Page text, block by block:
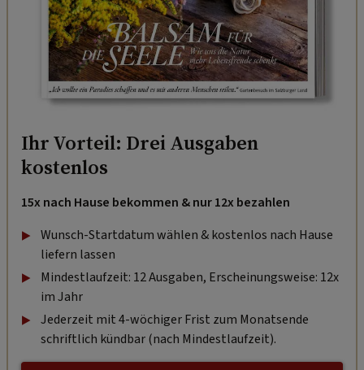
Ihr Vorteil: Drei Ausgaben
kostenlos
15x nach Hause bekommen & nur 12x bezahlen
Wunsch-Startdatum wählen & kostenlos nach Hause
liefern lassen
Mindestlaufzeit: 12 Ausgaben, Erscheinungsweise: 12x
im Jahr
Jederzeit mit 4-wöchiger Frist zum Monatsende
schriftlich kündbar (nach Mindestlaufzeit).